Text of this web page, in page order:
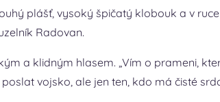
plášť, vysoký špičatý klobouk a v
Radovan.
a klidným hlasem. „Vím o prameni,
vojsko, ale jen ten, kdo má čisté